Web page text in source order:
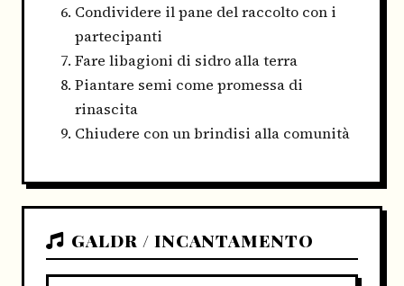
Condividere il pane del raccolto con i
partecipanti
Fare libagioni di sidro alla terra
Piantare semi come promessa di
rinascita
Chiudere con un brindisi alla comunità
GALDR / INCANTAMENTO